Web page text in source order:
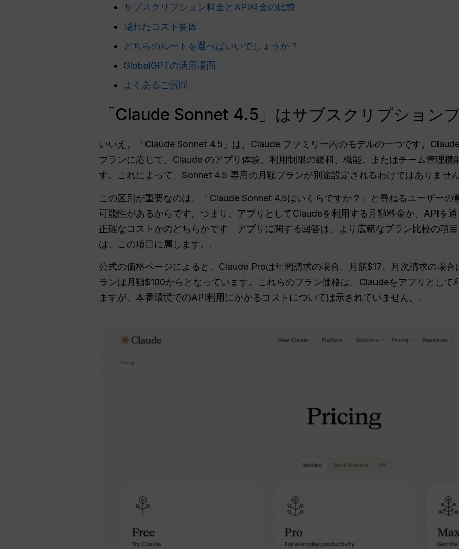
サブスクリプション料金とAPI料金の比較
隠れたコスト要因
どちらのルートを選べばいいでしょうか？
GlobalGPTの活用場面
よくあるご質問
「Claude Sonnet 4.5」はサブスクリプション
いいえ。「Claude Sonnet 4.5」は、Claude ファミリー内のモデルの一つです。
プランに応じて、Claude のアプリ体験、利用制限の緩和、機能、またはチーム管理機
す。これによって、Sonnet 4.5 専用の月額プランが別途設定されるわけではありませ
この区別が重要なのは、「Claude Sonnet 4.5はいくらですか？」と尋ねるユーザーの
可能性があるからです。つまり、アプリとしてClaudeを利用する月額料金か、APIを
正確なコストかのどちらかです。アプリに関する回答は、より広範なプラン比較の項
は、この項目に属します。.
公式の価格ページによると、Claude Proは年間請求の場合、月額$17、月次請求の場
ランは月額$100からとなっています。これらのプラン価格は、Claudeをアプリとして
ますが、本番環境でのAPI利用にかかるコストについては示されていません。.